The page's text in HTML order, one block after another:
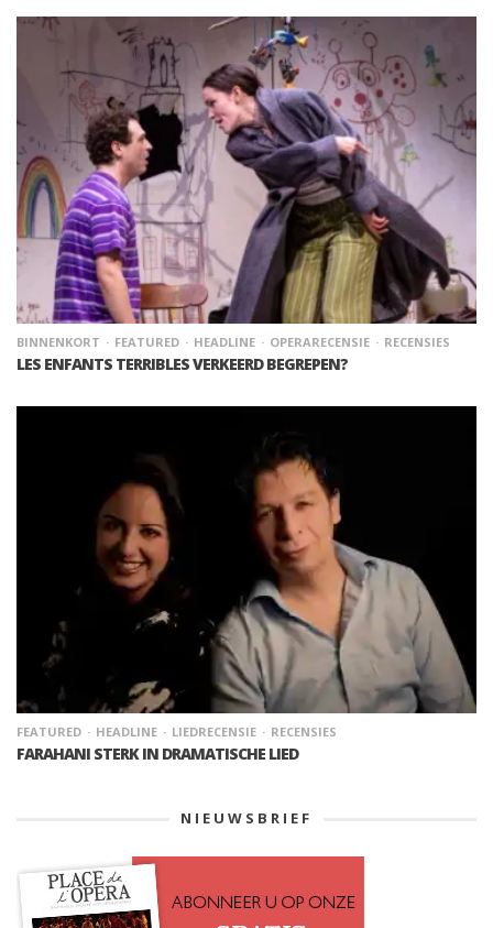
BINNENKORT FEATURED HEADLINE OPERARECENSIE RECENSIES
LES ENFANTS TERRIBLES VERKEERD BEGREPEN?
FEATURED HEADLINE LIEDRECENSIE RECENSIES
FARAHANI STERK IN DRAMATISCHE LIED
NIEUWSBRIEF